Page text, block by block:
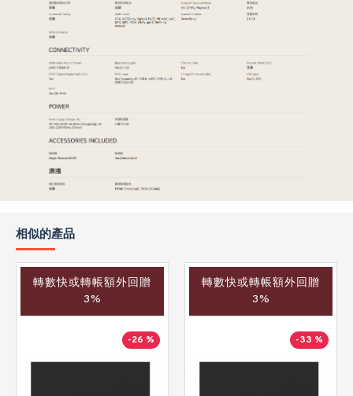
相似的產品
轉數快或轉帳額外回贈
3%
-26 %
轉數快或轉帳額外回贈
3%
-33 %